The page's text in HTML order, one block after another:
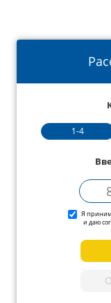
1-4
Я
и даю